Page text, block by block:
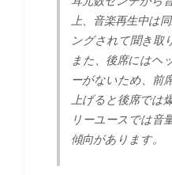
上、音楽再生中は
ングされて聞き取
また、後席にはヘ
ーがないため、前
上げると後席では
リーユースでは音
傾向があります。